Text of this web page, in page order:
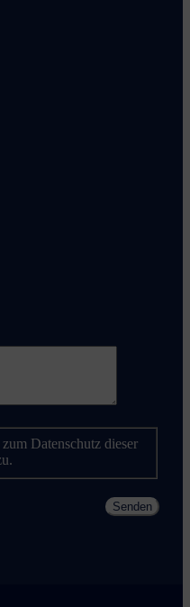
Datenschutz dieser
Senden